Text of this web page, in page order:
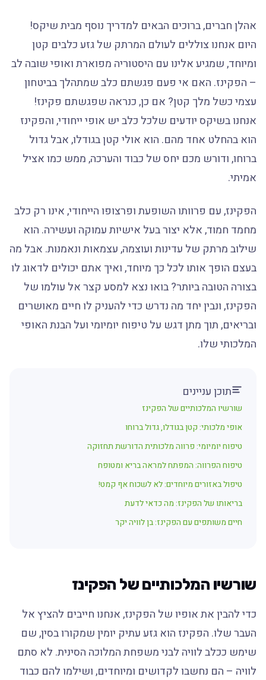
אהלן חברים, ברוכים הבאים למדריך נוסף מבית שיקס!
היום אנחנו צוללים לעולם המרתק של גזע כלבים קטן
ומיוחד, שמגיע אלינו עם היסטוריה מפוארת ואופי שובה לב
– הפקינז. האם אי פעם פגשתם כלב שמתהלך בביטחון
עצמי כשל מלך קטן? אם כן, כנראה שפגשתם פקינז!
אנחנו בשיקס יודעים שלכל כלב יש אופי ייחודי, והפקינז
הוא בהחלט אחד מהם. הוא אולי קטן בגודלו, אבל גדול
ברוחו, ודורש מכם יחס של כבוד והערכה, ממש כמו אציל
אמיתי.
הפקינז, עם פרוותו השופעת ופרצופו הייחודי, אינו רק כלב
מחמד חמוד, אלא יצור בעל אישיות עמוקה ועשירה. הוא
שילוב מרתק של עדינות ועוצמה, עצמאות ונאמנות. אבל מה
בעצם הופך אותו לכל כך מיוחד, ואיך אתם יכולים לדאוג לו
בצורה הטובה ביותר? בואו נצא למסע קצר אל עולמו של
הפקינז, ונבין יחד מה נדרש כדי להעניק לו חיים מאושרים
ובריאים, תוך מתן דגש על טיפוח יומיומי ועל הבנת האופי
המלכותי שלו.
תוכן עניינים
שורשיו המלכותיים של הפקינז
אופי מלכותי: קטן בגודלו, גדול ברוחו
טיפוח יומיומי: פרווה מלכותית הדורשת תחזוקה
טיפוח הפרווה: המפתח למראה בריא ומטופח
טיפול באזורים מיוחדים: לא לשכוח אף קמט!
בריאותו של הפקינז: מה כדאי לדעת
חיים משותפים עם הפקינז: בן לוויה יקר
שורשיו המלכותיים של הפקינז
כדי להבין את אופיו של הפקינז, אנחנו חייבים להציץ אל
העבר שלו. הפקינז הוא גזע עתיק יומין שמקורו בסין, שם
שימש ככלב לוויה לבני משפחת המלוכה הסינית. לא סתם
לוויה – הם נחשבו לקדושים ומיוחדים, ושילמו להם כבוד